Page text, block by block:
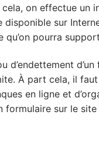
on effectue un
sur
qu’on pourra
d’endettement
À part cela, il
en ligne et
sur le